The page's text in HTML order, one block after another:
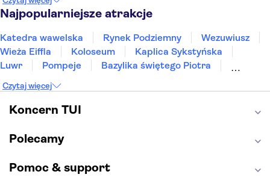
Sopot
Gdynia Zakopane
Najpopularniejsze atrakcje
Katedra wawelska Rynek Podziemny
Wezuwiusz
Wieża Eiffla
Koloseum
Kaplica Sykstyńska
Luwr
Pompeje
Bazylika świętego Piotra
Etna
Wawel Park Güell
Alhambra
Caminito del Rey
Czytaj więcej
Koncern TUI
Polecamy
Pomoc & support